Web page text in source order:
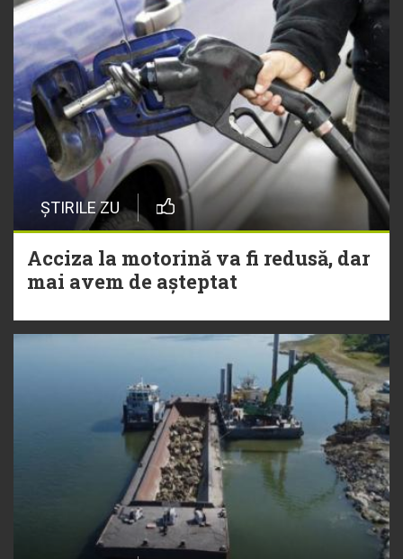
ȘTIRILE ZU
Acciza la motorină va fi redusă, dar
mai avem de așteptat